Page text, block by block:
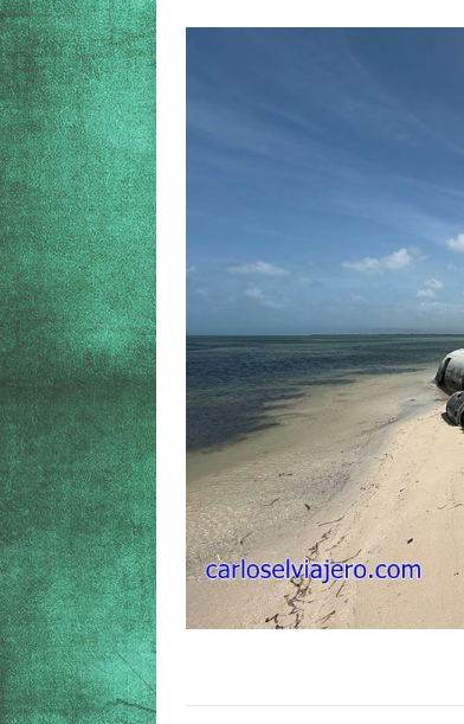
[ 9 octubre, 2025 ]